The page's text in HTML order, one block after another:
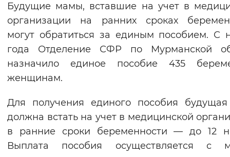
Цвет сайта
Монохромный Инверсивный
Синий фон
Включены Выключены
Звуковой ассистент
Будущие мамы, вставшие на учет в
организации на ранних сроках
могут обратиться за единым пособием. С
года Отделение СФР по Мурманской
назначило единое пособие 435
женщинам.
Для получения единого пособия
должна встать на учет в медицинской
в ранние сроки беременности — до 12
Выплата пособия осуществляется с